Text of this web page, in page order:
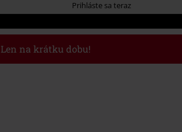
Prihláste sa teraz
Len na krátku dobu!